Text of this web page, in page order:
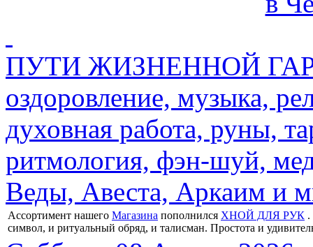
ПУТИ ЖИЗНЕННОЙ
оздоровление, музыка,
духовная работа, руны,
ритмология, фэн-шуй,
Веды, Авеста, Аркаим и
Ассортимент нашего Магазина пополнился ХНОЙ ДЛЯ РУК .
символ, и ритуальный обряд, и талисман. Простота и